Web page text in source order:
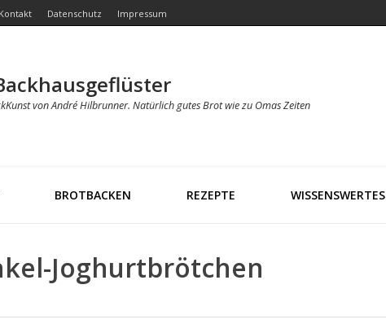
Kontakt Datenschutz Impressum
von André Hilbrunner. Natürlich gutes Brot wie zu Omas Zeiten
BROTBACKEN REZEPTE WISSENSWERTES
Joghurtbrötchen